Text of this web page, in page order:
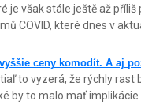
je však stále ještě až příliš
COVID, které dnes v
ceny komodít. A aj
to vyzerá, že rýchly rast
by to malo mať